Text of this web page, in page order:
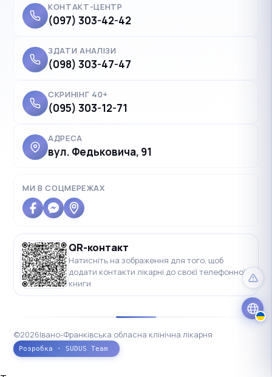
Français
English
КОНТАКТ-ЦЕНТР
(097) 303-42-42
ЗДАТИ АНАЛІЗИ
(098) 303-47-47
СКРИНІНГ 40+
(095) 303-12-71
АДРЕСА
вул. Федьковича, 91
МИ В СОЦМЕРЕЖАХ
QR-контакт
Натисніть на зображення для того, щоб
додати контакти лікарні до своєї телефонної
книги
©2026Івано-Франківська обласна клінічна лікарня
Розробка · SUDUS Team